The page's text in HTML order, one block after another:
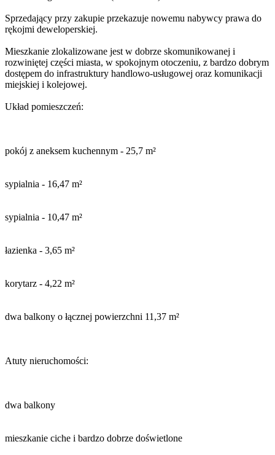
Sprzedający przy zakupie przekazuje nowemu nabywcy prawa do
rękojmi deweloperskiej.
Mieszkanie zlokalizowane jest w dobrze skomunikowanej i
rozwiniętej części miasta, w spokojnym otoczeniu, z bardzo dobrym
dostępem do infrastruktury handlowo-usługowej oraz komunikacji
miejskiej i kolejowej.
Układ pomieszczeń:
pokój z aneksem kuchennym - 25,7 m²
sypialnia - 16,47 m²
sypialnia - 10,47 m²
łazienka - 3,65 m²
korytarz - 4,22 m²
dwa balkony o łącznej powierzchni 11,37 m²
Atuty nieruchomości:
dwa balkony
mieszkanie ciche i bardzo dobrze doświetlone